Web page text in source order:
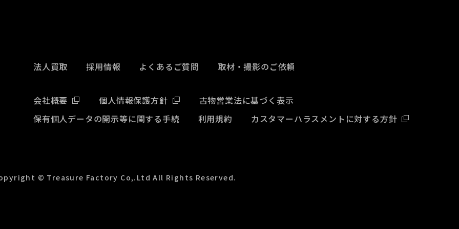
法人買取 採用情報 よくあるご質問 取材・撮影のご依頼
会社概要 個人情報保護方針
古物営業法に基づく表示
保有個人データの開示等に関する手続
利用規約 カスタマーハラスメントに対する方針
© Treasure Factory Co,.Ltd All Rights Reserved.